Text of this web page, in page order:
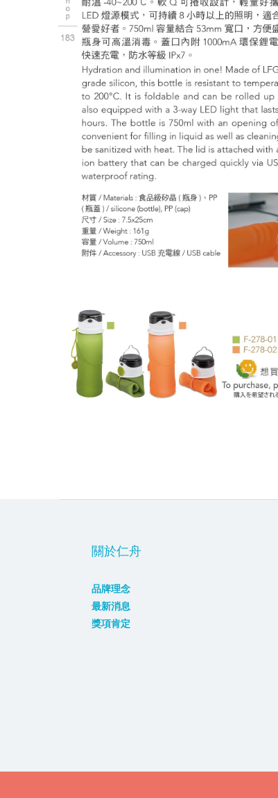
關於仁舟
品牌理念
最新消息
獎項肯定